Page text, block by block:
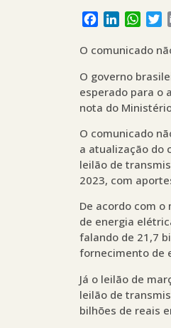
Facebook
LinkedIn
O comunicado
O governo
esperado para o
nota do
O comunicado
a atualização do
leilão de
2023, com
De acordo com
de energia
falando de 21,7
fornecimento de
Já o leilão de
leilão de
bilhões de reais